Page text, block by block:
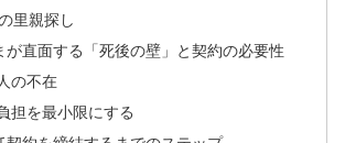
里親探し
が直面する「死後の壁」と契約の必要性
の不在
担を最小限にする